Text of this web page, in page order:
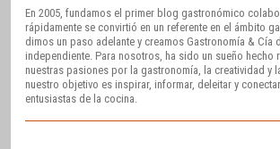
En 2005, fundamos el primer blog gastronómico
rápidamente se convirtió en un referente en el ámbito
dimos un paso adelante y creamos Gastronomía & Cía
independiente. Para nosotros, ha sido un sueño hecho
nuestras pasiones por la gastronomía, la creatividad y
nuestro objetivo es inspirar, informar, deleitar y
entusiastas de la cocina.